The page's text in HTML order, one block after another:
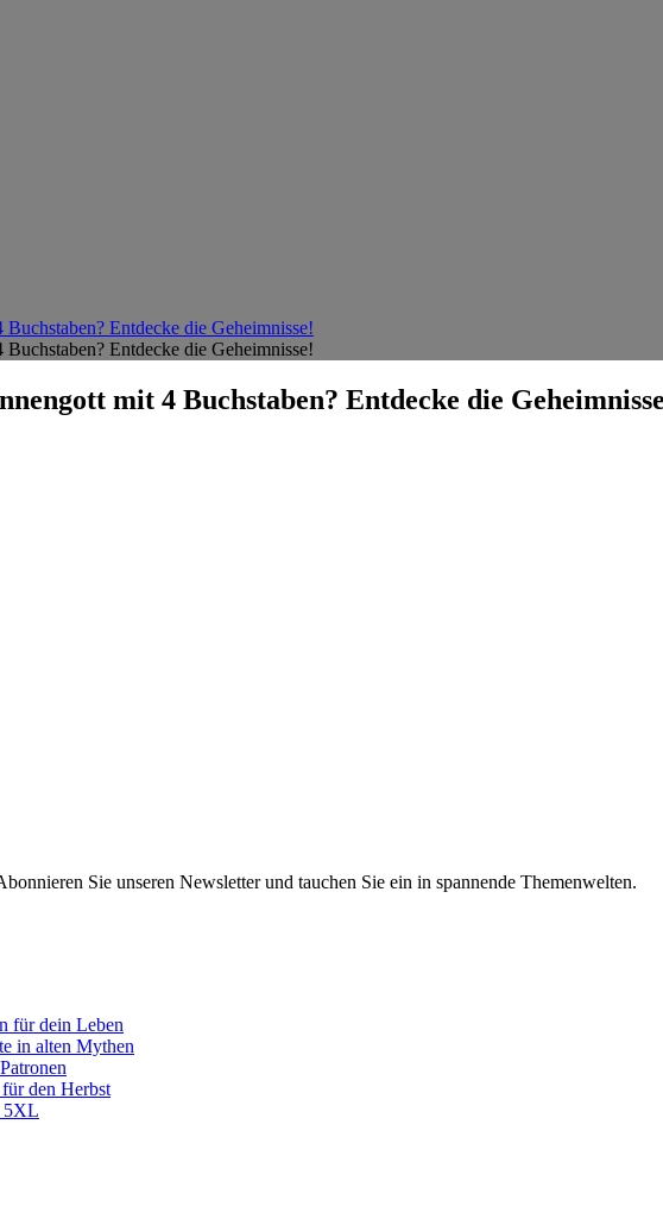
Entdecke die Geheimnisse!
Entdecke die Geheimnisse!
mit 4 Buchstaben? Entdecke die
Sie unseren Newsletter und tauchen Sie ein in spannende Themenwelten.
für dein Leben
in alten Mythen
den Herbst
5XL